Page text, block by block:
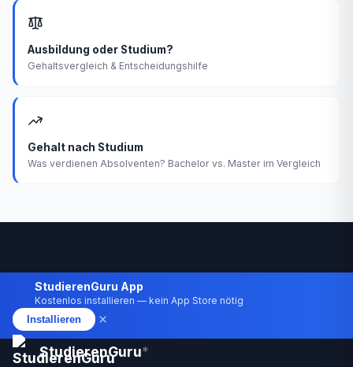
Ausbildung oder Studium?
Gehaltsvergleich & Entscheidungshilfe
Gehalt nach Studium
Was verdienen Absolventen? Bachelor vs. Master im Vergleich
StudierenGuru App
Kostenlos installieren — kein App Store nötig
Installieren
×
StudierenGuru*